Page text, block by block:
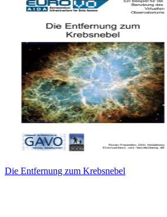
Die Entfernung zum Krebsnebel